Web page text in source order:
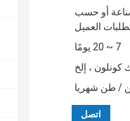
أو حسب
العميل
7 ~ 20 يومًا
اتصل